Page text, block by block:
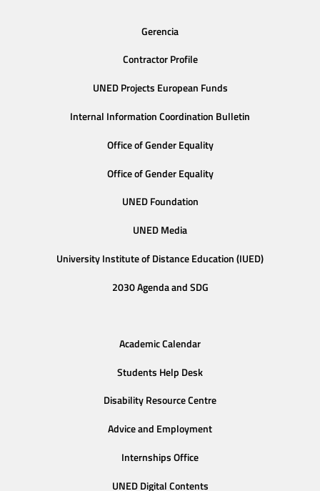
Gerencia
Contractor Profile
UNED Projects European Funds
Internal Information Coordination Bulletin
Office of Gender Equality
Office of Gender Equality
UNED Foundation
UNED Media
University Institute of Distance Education (IUED)
2030 Agenda and SDG
Academic Calendar
Students Help Desk
Disability Resource Centre
Advice and Employment
Internships Office
UNED Digital Contents